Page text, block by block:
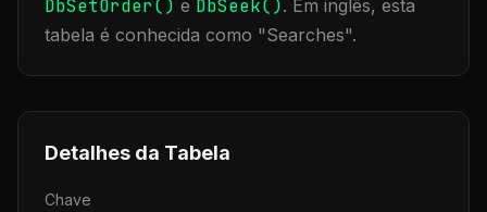
DbSetOrder() e DbSeek(). Em inglês, esta
tabela é conhecida como "Searches".
Detalhes da Tabela
Chave